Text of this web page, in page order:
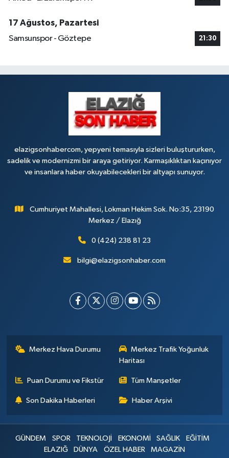
17 Ağustos, Pazartesi
Samsunspor - Göztepe
21:30
elazigsonhabercom, yepyeni temasıyla sizleri buluştururken,
sadelik ve modernizmi bir araya getiriyor. Karmaşıklıktan kaçınıyor
ve insanlara haber okuyabilecekleri bir altyapı sunuyor.
Cumhuriyet Mahallesi, Lokman Hekim Sok. No:35, 23190
Merkez / Elazığ
0 (424) 238 81 23
bilgi@elazigsonhaber.com
Merkez Hava Durumu
Merkez Trafik Yoğunluk
Haritası
Puan Durumu ve Fikstür Tüm Manşetler
Son Dakika Haberleri Haber Arşivi
GÜNDEM SPOR TEKNOLOJİ EKONOMİ SAĞLIK
EĞİTİM
ELAZIĞ
DÜNYA ÖZEL HABER MAGAZİN